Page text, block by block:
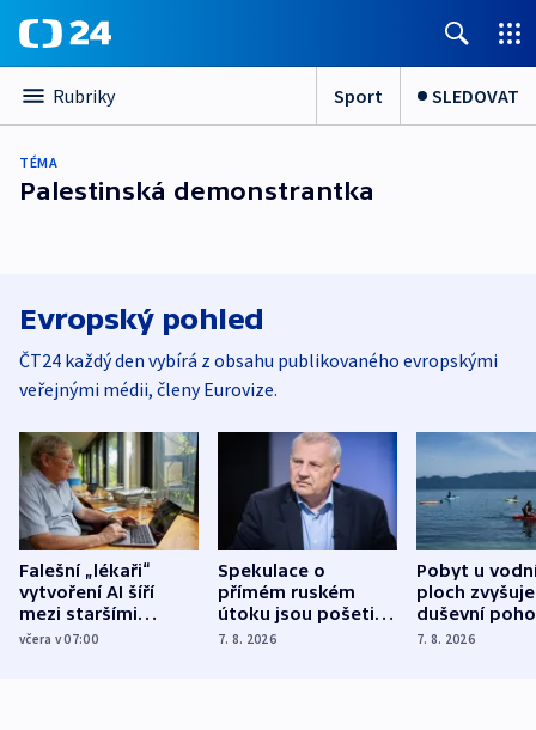
Rubriky Sport SLEDOVAT
TÉMA
Palestinská demonstrantka
Evropský pohled
ČT24 každý den vybírá z obsahu publikovaného evropskými
veřejnými médii, členy Eurovize.
Falešní „lékaři“
vytvoření AI šíří
mezi staršími
Poláky nebezpečné
včera v 07:00
Spekulace o
přímém ruském
útoku jsou pošetilé,
míní estonský
7. 8. 2026
Pobyt u
ploch zvyšuje
duševní
ukázala
7. 8. 2026